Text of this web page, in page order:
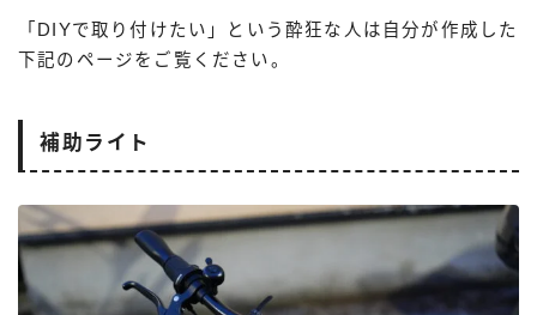
「DIYで取り付けたい」という酔狂な人は自分が作成した
下記のページをご覧ください。
補助ライト